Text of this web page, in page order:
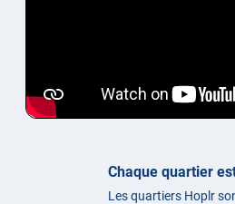
Chaque quartier
Les quartiers Hoplr